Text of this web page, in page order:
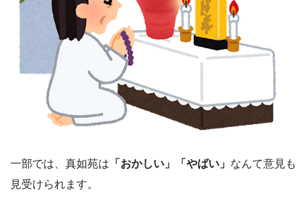
一部では、真如苑は 「おかしい」「やばい」 なんて意見も
見受けられます。